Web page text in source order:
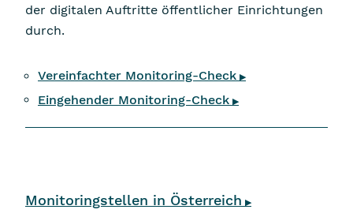
der digitalen Auftritte öffentlicher Einrichtungen
durch.
Vereinfachter Monitoring-Check ▶
Eingehender Monitoring-Check ▶
Monitoringstellen in Österreich ▶